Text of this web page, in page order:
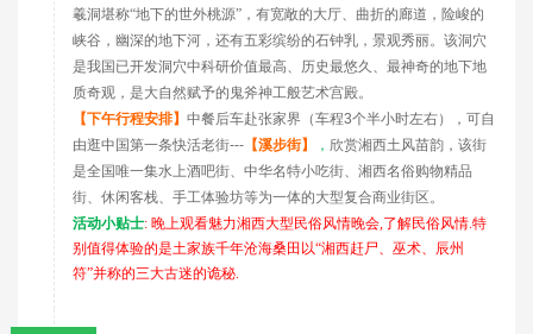
羲洞堪称“地下的世外桃源”，有宽敞的大厅、曲折的廊道，险峻的
峡谷，幽深的地下河，还有五彩缤纷的石钟乳，景观秀丽。该洞穴
是我国已开发洞穴中科研价值最高、历史最悠久、最神奇的地下地
质奇观，是大自然赋予的鬼斧神工般艺术宫殿。
【下午行程安排】 中餐后车赴张家界（车程3个半小时左右），可自
由逛中国第一条快活老街--- 【溪步街】 ， 欣赏湘西土风苗韵，该街
是全国唯一集水上酒吧街、中华名特小吃街、湘西名俗购物精品
街、休闲客栈、手工体验坊等为一体的大型复合商业街区。
活动小贴士: 晚上观看魅力湘西大型民俗风情晚会,了解民俗风情.特
别值得体验的是土家族千年沧海桑田以“湘西赶尸、巫术、辰州
符”并称的三大古迷的诡秘.